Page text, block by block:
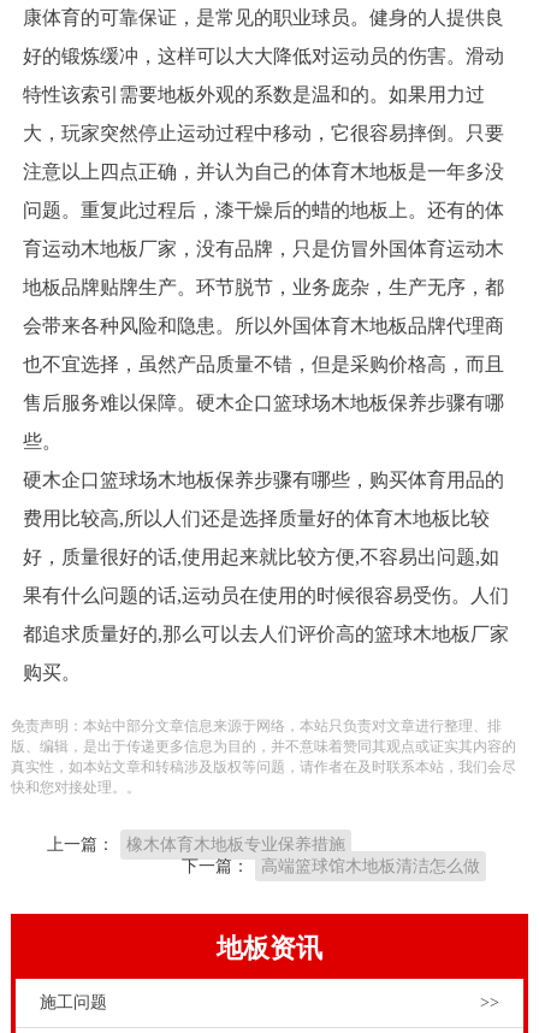
康体育的可靠保证，是常见的职业球员。健身的人提供良
好的锻炼缓冲，这样可以大大降低对运动员的伤害。滑动
特性该索引需要地板外观的系数是温和的。如果用力过
大，玩家突然停止运动过程中移动，它很容易摔倒。只要
注意以上四点正确，并认为自己的体育木地板是一年多没
问题。重复此过程后，漆干燥后的蜡的地板上。还有的体
育运动木地板厂家，没有品牌，只是仿冒外国体育运动木
地板品牌贴牌生产。环节脱节，业务庞杂，生产无序，都
会带来各种风险和隐患。所以外国体育木地板品牌代理商
也不宜选择，虽然产品质量不错，但是采购价格高，而且
售后服务难以保障。硬木企口篮球场木地板保养步骤有哪
些。
硬木企口篮球场木地板保养步骤有哪些，购买体育用品的
费用比较高,所以人们还是选择质量好的体育木地板比较
好，质量很好的话,使用起来就比较方便,不容易出问题,如
果有什么问题的话,运动员在使用的时候很容易受伤。人们
都追求质量好的,那么可以去人们评价高的篮球木地板厂家
购买。
免责声明：本站中部分文章信息来源于网络，本站只负责对文章进行整理、排
版、编辑，是出于传递更多信息为目的，并不意味着赞同其观点或证实其内容的
真实性，如本站文章和转稿涉及版权等问题，请作者在及时联系本站，我们会尽
快和您对接处理。。
上一篇：
橡木体育木地板专业保养措施
下一篇：
高端篮球馆木地板清洁怎么做
地板资讯
施工问题 >>